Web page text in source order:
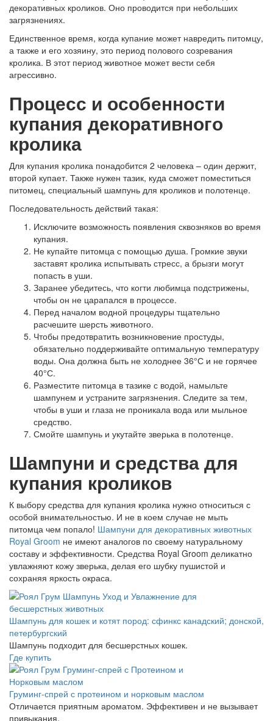
декоративных кроликов. Оно проводится при небольших
загрязнениях.
Единственное время, когда купание может навредить питомцу,
а также и его хозяину, это период полового созревания
кролика. В этот период животное может вести себя
агрессивно.
Процесс и особенности
купания декоративного
кролика
Для купания кролика понадобится 2 человека – один держит,
второй купает. Также нужен тазик, куда сможет поместиться
питомец, специальный шампунь для кроликов и полотенце.
Последовательность действий такая:
Исключите возможность появления сквозняков во время
купания.
Не купайте питомца с помощью душа. Громкие звуки
заставят кролика испытывать стресс, а брызги могут
попасть в уши.
Заранее убедитесь, что когти любимца подстрижены,
чтобы он не царапался в процессе.
Перед началом водной процедуры тщательно
расчешите шерсть животного.
Чтобы предотвратить возникновение простуды,
обязательно поддерживайте оптимальную температуру
воды. Она должна быть не холоднее 36°С и не горячее
40°С.
Разместите питомца в тазике с водой, намыльте
шампунем и устраните загрязнения. Следите за тем,
чтобы в уши и глаза не проникала вода или мыльное
средство.
Смойте шампунь и укутайте зверька в полотенце.
Шампуни и средства для
купания кроликов
К выбору средства для купания кролика нужно относиться с
особой внимательностью. И не в коем случае не мыть
питомца чем попало! Шампуни для декоративных животных
Royal Groom не имеют аналогов по своему натуральному
составу и эффективности. Средства Royal Groom деликатно
увлажняют кожу зверька, делая его шубку пушистой и
сохраняя яркость окраса.
Шампунь для кошек и котят пород: сфинкс канадский; донской,
петербургский
Шампунь подходит для бесшерстных кошек.
Где купить
Груминг-спрей с протеином и норковым маслом
Отличается приятным ароматом. Эффективен и не вызывает
привыкания.